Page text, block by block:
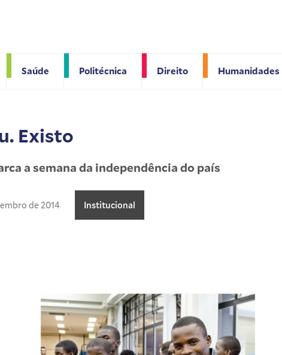
Saúde Politécnica Direito Humanidades
Existo
a semana da independência do país
de 2014 Institucional